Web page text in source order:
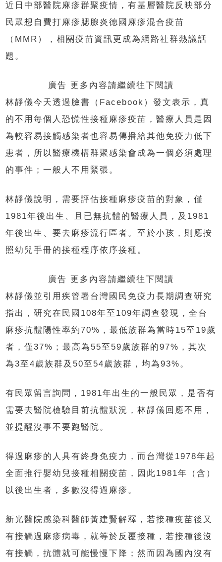
近日中部醫院麻疹群聚疫情，有基層醫院反映部分
民眾想自費打麻疹腮腺炎德國麻疹混合疫苗
（MMR），相關疫苗資訊更成為網路社群熱議話
題。
廣告 更多內容請繼續往下閱讀
林靜儀今天透過臉書（Facebook）發文表示，真
的不用每個人恐慌性接種麻疹疫苗，醫療人員是因
為較容易接觸感染者也容易傳播給其他免疫力低下
患者，所以醫療機構群聚感染會成為一個必須處理
的事件；一般人不用緊張。
林靜儀說明，需要評估接種麻疹疫苗的對象，僅
1981年後出生、且已無抗體的醫療人員，及1981
年後出生、要去麻疹流行區者。至於小孩，則應按
照幼兒手冊的接種程序依序接種。
廣告 更多內容請繼續往下閱讀
林靜儀並引用疾管署台灣國民免疫力長期調查研究
指出，研究在民國108年至109年調查發現，全台
麻疹抗體陽性率約70%，最低族群為當時15至19歲
者，僅37%；最高為55至59歲族群的97%，其次
為3至4歲族群及50至54歲族群，均為93%。
有民眾留言詢問，1981年出生的一般民眾，是否有
需要去醫院檢驗目前抗體狀況，林靜儀回應不用，
並提醒沒事不要跑醫院。
得過麻疹的人具有終身免疫力，而台灣從1978年起
全面推行嬰幼兒接種相關疫苗，因此1981年（含）
以後出生者，多數沒得過麻疹。
新光醫院感染科醫師黃建賢解釋，若接種疫苗後又
有接觸過麻疹病毒，就等於反覆接種，若接種後沒
有接觸，抗體就可能慢慢下降；然而因為國內沒有